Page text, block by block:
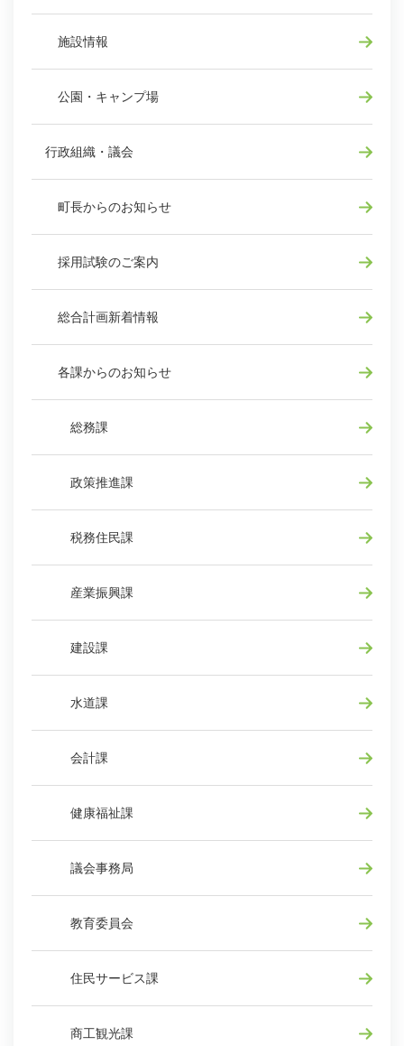
施設情報
公園・キャンプ場
行政組織・議会
町長からのお知らせ
採用試験のご案内
総合計画新着情報
各課からのお知らせ
総務課
政策推進課
税務住民課
産業振興課
建設課
水道課
会計課
健康福祉課
議会事務局
教育委員会
住民サービス課
商工観光課